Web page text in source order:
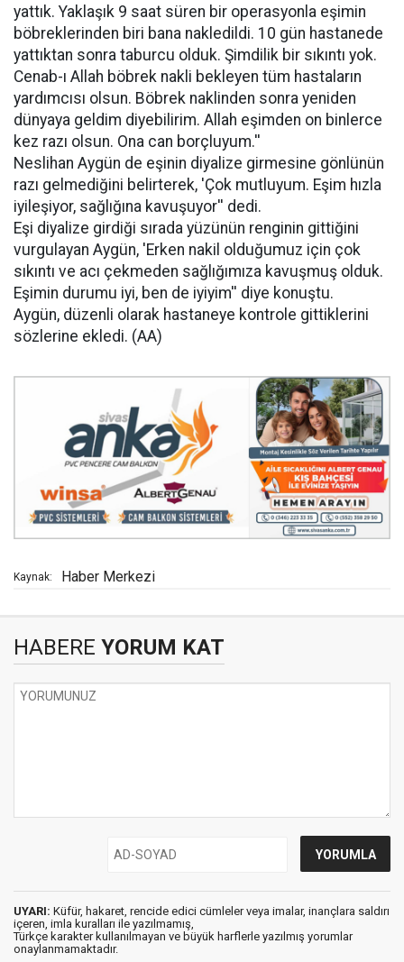
yattık. Yaklaşık 9 saat süren bir operasyonla eşimin
böbreklerinden biri bana nakledildi. 10 gün hastanede
yattıktan sonra taburcu olduk. Şimdilik bir sıkıntı yok.
Cenab-ı Allah böbrek nakli bekleyen tüm hastaların
yardımcısı olsun. Böbrek naklinden sonra yeniden
dünyaya geldim diyebilirim. Allah eşimden on binlerce
kez razı olsun. Ona can borçluyum.''
Neslihan Aygün de eşinin diyalize girmesine gönlünün
razı gelmediğini belirterek, 'Çok mutluyum. Eşim hızla
iyileşiyor, sağlığına kavuşuyor'' dedi.
Eşi diyalize girdiği sırada yüzünün renginin gittiğini
vurgulayan Aygün, 'Erken nakil olduğumuz için çok
sıkıntı ve acı çekmeden sağlığımıza kavuşmuş olduk.
Eşimin durumu iyi, ben de iyiyim'' diye konuştu.
Aygün, düzenli olarak hastaneye kontrole gittiklerini
sözlerine ekledi. (AA)
Kaynak: Haber Merkezi
HABERE YORUM KAT
UYARI: Küfür, hakaret, rencide edici cümleler veya imalar, inançlara saldırı
içeren, imla kuralları ile yazılmamış,
Türkçe karakter kullanılmayan ve büyük harflerle yazılmış yorumlar
onaylanmamaktadır.